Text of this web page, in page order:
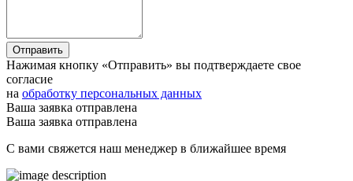
Отправить
Нажимая кнопку «Отправить» вы подтверждаете свое
согласие
на обработку персональных данных
Ваша заявка отправлена
Ваша заявка отправлена
С вами свяжется наш менеджер в ближайшее время